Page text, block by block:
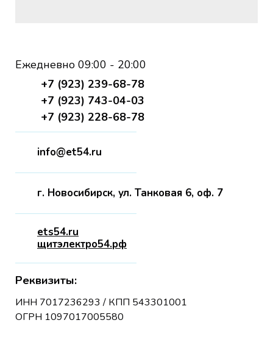
Ежедневно 09:00 - 20:00
+7 (923) 239-68-78
+7 (923) 743-04-03
+7 (923) 228-68-78
info@et54.ru
г. Новосибирск, ул. Танковая 6, оф. 7
ets54.ru
щитэлектро54.рф
Реквизиты:
ИНН 7017236293 / КПП 543301001
ОГРН 1097017005580